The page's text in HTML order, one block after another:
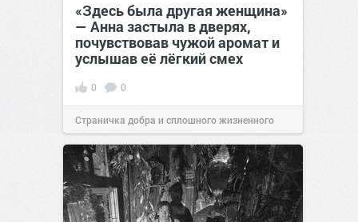
«Здесь была другая женщина»
— Анна застыла в дверях,
почувствовав чужой аромат и
услышав её лёгкий смех
0 0
Страничка добра и сплошного жизненного
позитива!13:38Сегодня